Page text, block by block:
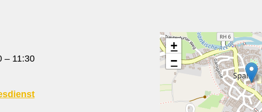
– 11:30
+
−